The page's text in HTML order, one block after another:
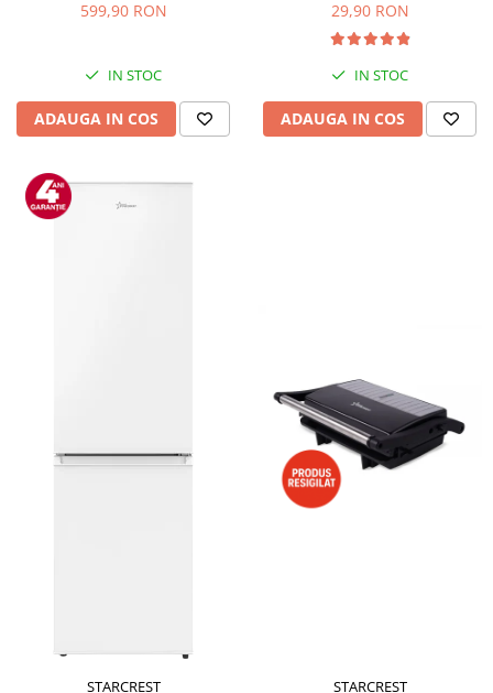
599,90 RON
IN STOC
ADAUGA IN COS
lavabile in masina de spalat,
fara BPA, transparent
29,90 RON
IN STOC
ADAUGA IN COS
STARCREST STARCREST